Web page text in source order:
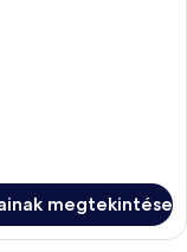
megtekintése